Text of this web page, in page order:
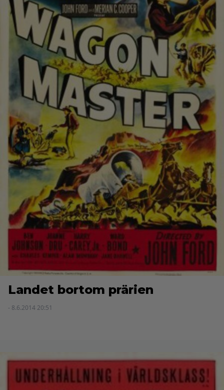
Landet bortom prärien
- 8.6.2014 20:51